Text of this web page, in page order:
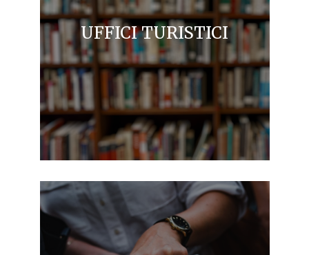
UFFICI TURISTICI